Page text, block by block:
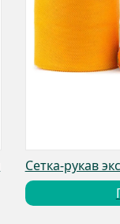
Сетка-рукав